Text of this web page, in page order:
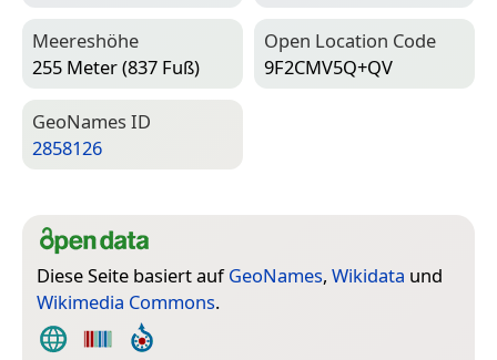
Meereshöhe
255 Meter (837 Fuß)
Open Location Code
9F2CMV5Q+QV
Geo­Names ID
2858126
Diese Seite basiert aufGeoNames, Wikidata und
Wikimedia Commons.